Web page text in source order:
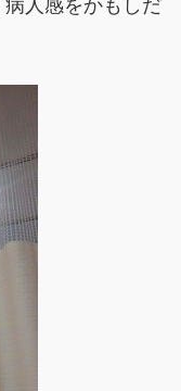
人感をかもしだ